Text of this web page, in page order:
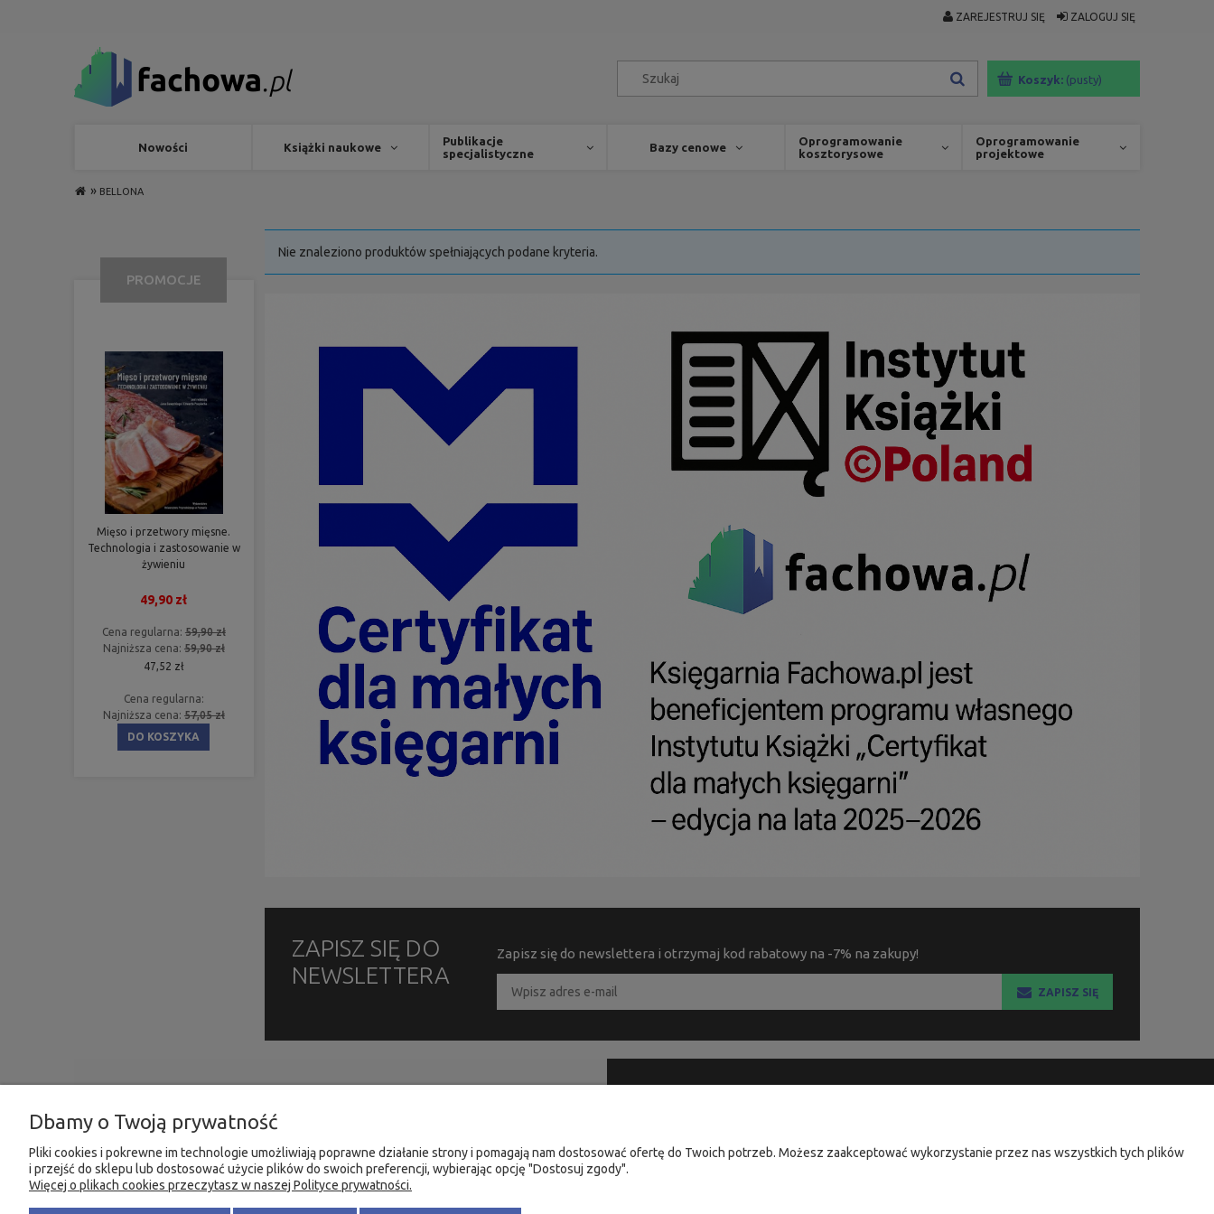
ZAREJESTRUJ SIĘ ZALOGUJ SIĘ
Koszyk: (pusty)
Nowości Książki naukowe
Publikacje
specjalistyczne
Bazy cenowe
Oprogramowanie
kosztorysowe
Oprogramowanie
projektowe
» BELLONA
PROMOCJE
Mięso i przetwory mięsne.
Technologia i zastosowanie w
żywieniu
49,90 zł
Cena regularna: 59,90 zł
Najniższa cena: 59,90 zł
47,52 zł
Cena regularna:
Najniższa cena: 57,05 zł
DO KOSZYKA
Nie znaleziono produktów spełniających podane kryteria.
ZAPISZ SIĘ DO
NEWSLETTERA
Zapisz się do newslettera i otrzymaj kod rabatowy na -7% na zakupy!
ZAPISZ SIĘ
O firmie
Ustawienia plików cookies
Kontakt i dane firmy
Dostawy i płatności
Ustawienia konta
Przechowalnia
Nowości
Promocje
+48 735 975 932
80-299 Gdańsk
Dbamy o Twoją prywatność
Pliki cookies i pokrewne im technologie umożliwiają poprawne działanie strony i pomagają nam dostosować ofertę do Twoich potrzeb. Możesz zaakceptować wykorzystanie przez nas wszystkich tych plików
i przejść do sklepu lub dostosować użycie plików do swoich preferencji, wybierając opcję "Dostosuj zgody".
Więcej o plikach cookies przeczytasz w naszej Polityce prywatności.